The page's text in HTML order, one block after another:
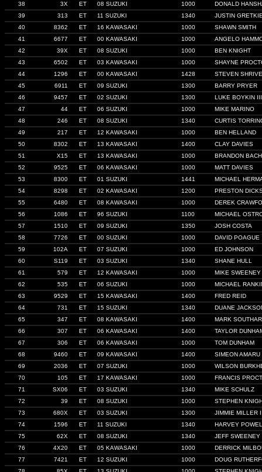
38
3X ET 08 SUZUKI 1000
DONALD
39
313 ET 11 SUZUKI 1340
JUSTIN
40
8362 ET 16 KAWASAKI 1000
SHAWN SMITH
41
6677 ET 00 KAWASAKI 1000
ANGELO
42
39X ET 08 SUZUKI 1000
BEN KNIGHT
43
6502 ET 03 KAWASAKI 1000
SHAYNE
44
1296 ET 00 KAWASAKI 1428
STEVEN
45
6911 ET 09 SUZUKI 1300
BARRY PRYER
46
9457 ET 02 SUZUKI 1300
LUKE BOYKIN III
47
44 ET 06 SUZUKI 1000
MIKE MARINO
48
246 ET 08 SUZUKI 1340
CURTIS
49
217 ET 12 KAWASAKI 1000
BEN HELLAND
50
8302 ET 13 KAWASAKI 1400
CLAY DAVIES
51
X15 ET 13 KAWASAKI 1000
BRANDON
52
9525 ET 06 KAWASAKI 1000
MATT DAVIES
53
8300 ET 01 SUZUKI 1441
MICHAEL
54
8298 ET 02 KAWASAKI 1200
PRESTON
55
6480 ET 08 KAWASAKI 1000
DEREK
56
1086 ET 96 SUZUKI 1100
MICHAEL
57
1510 ET 09 SUZUKI 1350
JOSH COSTA
58
7726 ET 00 SUZUKI 1000
DAVID POAGUE
59
102A ET 07 SUZUKI 1000
ED JOHNSON
60
S119 ET 03 SUZUKI 1340
SHANE HULL
61
579 ET 12 KAWASAKI 1000
MIKE SWEENEY
62
535 ET 06 SUZUKI 1000
MICHAEL
63
9529 ET 15 KAWASAKI 1400
FRED REID
64
731 ET 15 SUZUKI 1340
DUANE
65
347 ET 08 KAWASAKI 1400
MARK
66
307 ET 06 KAWASAKI 1400
TAYLOR
67
306 ET 06 KAWASAKI 1000
TOM DUNHAM
68
9460 ET 09 KAWASAKI 1400
SIMEON AMARU
69
2036 ET 07 SUZUKI 1000
WILSON
70
105 ET 17 KAWASAKI 1000
FRANCIS
71
SX06 ET 03 SUZUKI 1340
MIKE SCHULZ
72
39 ET 08 SUZUKI 1000
STEPHEN
73
680X ET 03 SUZUKI 1300
JIMMIE MILLER
74
1596 ET 11 SUZUKI 1340
HARVEY
75
62X ET 08 SUZUKI 1340
JEFF SWEENEY
76
4X20 ET 05 KAWASAKI 1000
DERRICK
77
7421 ET 12 SUZUKI 1000
DOUG